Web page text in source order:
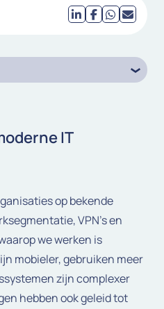
IT
op bekende
VPN’s en
we werken is
mobieler, gebruiken meer
zijn complexer
hebben ook geleid tot